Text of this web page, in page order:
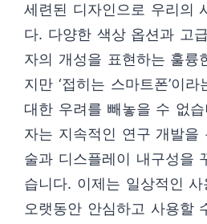
세련된 디자인으로 우리의
다. 다양한 색상 옵션과 고
자의 개성을 표현하는 훌륭
지만 ‘접히는 스마트폰’이
대한 우려를 빼놓을 수 없
자는 지속적인 연구 개발을
술과 디스플레이 내구성을
습니다. 이제는 일상적인
오랫동안 안심하고 사용할